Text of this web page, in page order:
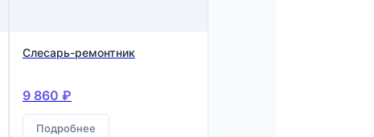
Слесарь-ремонтник
9 860 ₽
Подробнее